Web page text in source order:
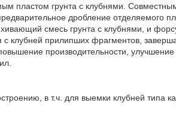
пластом грунта с клубнями.
дробление отделяемого
смесь грунта с клубнями, и
клубней прилипших фрагментов,
производительности, улучшение
в т.ч. для выемки клубней типа